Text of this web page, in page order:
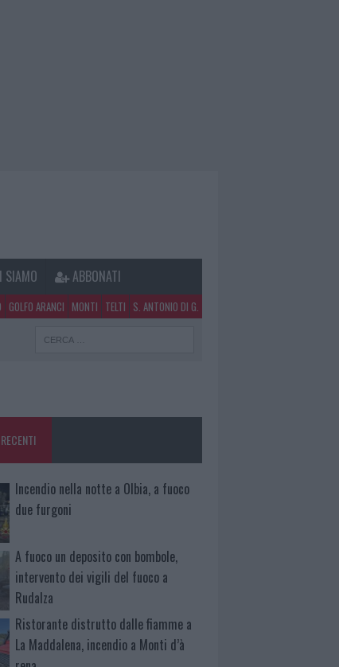
SIAMO ABBONATI
GOLFO ARANCI MONTI TELTI S. ANTONIO DI G.
Incendio nella notte a Olbia, a fuoco
due furgoni
A fuoco un deposito con bombole,
intervento dei vigili del fuoco a
Rudalza
Ristorante distrutto dalle fiamme a
La Maddalena, incendio a Monti d’à